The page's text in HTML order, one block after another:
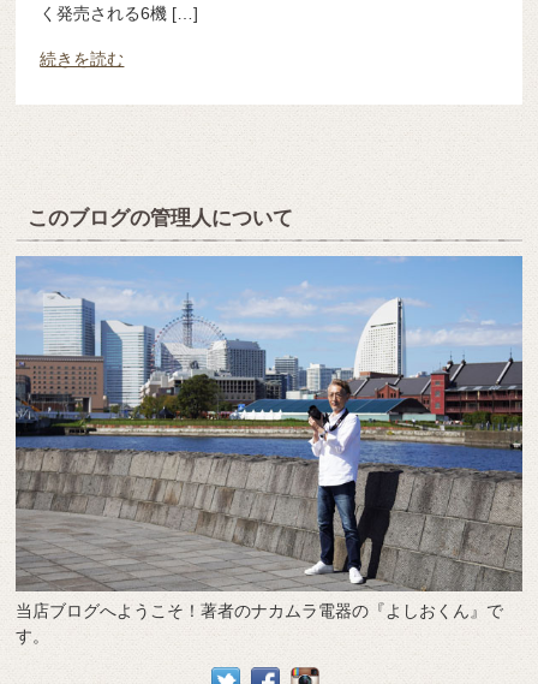
く発売される6機 […]
続きを読む
このブログの管理人について
当店ブログへようこそ！著者のナカムラ電器の『よしおくん』で
す。